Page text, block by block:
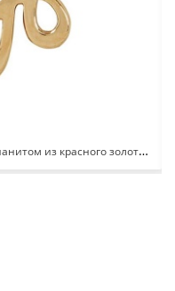
Подвеска-буква Н с фианитом из красного золота 585 310907 1 1 10н